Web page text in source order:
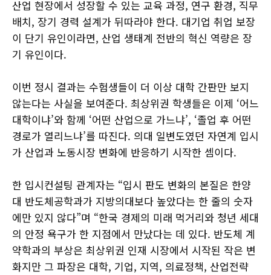
산업 현장에서 성장할 수 있는 교육 과정, 연구 환경, 직무
배치, 장기 경력 설계가 뒤따라야 한다. 대기업 취업 보장
이 단기 유인이라면, 산업 생태계 전반의 혁신 역량은 장
기 유인이다.
이번 정시 결과는 수험생들이 더 이상 대학 간판만 보지
않는다는 사실을 보여준다. 최상위권 학생들은 이제 ‘어느
대학이냐’와 함께 ‘어떤 산업으로 가느냐’, ‘졸업 후 어떤
경로가 열리느냐’를 따진다. 의대 일변도였던 자연계 입시
가 산업과 노동시장 변화에 반응하기 시작한 셈이다.
한 입시컨설팅 관계자는 “입시 판도 변화의 본질은 한양
대 반도체공학과가 지방의대보다 높았다는 한 줄의 숫자
에만 있지 않다”며 “한국 경제의 미래 먹거리와 청년 세대
의 안정 욕구가 한 지점에서 만났다는 데 있다. 반도체 계
약학과의 부상은 최상위권 인재 시장에서 시작된 작은 변
화지만 그 파장은 대학, 기업, 지역, 의료정책, 산업전략